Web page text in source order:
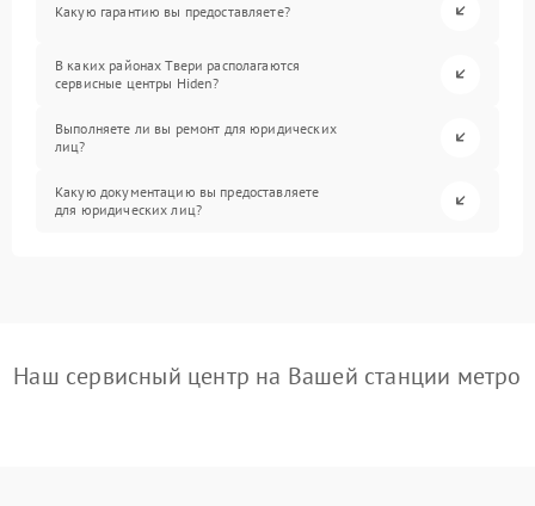
Какую гарантию вы предоставляете?
В каких районах Твери располагаются
сервисные центры Hiden?
Выполняете ли вы ремонт для юридических
лиц?
Какую документацию вы предоставляете
для юридических лиц?
Наш сервисный центр на Вашей станции метро